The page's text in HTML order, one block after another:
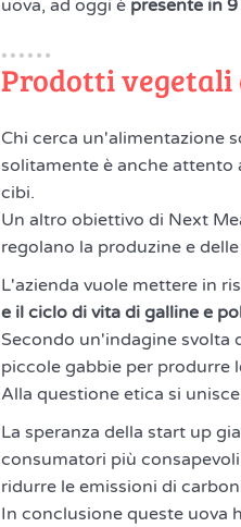
uova, ad oggi è presente in
Prodotti vegetali
Chi cerca un'alimentazione
solitamente è anche
cibi.
Un altro obiettivo di Next
regolano la produzine e
L'azienda vuole mettere in
e il ciclo di vita di galline e
Secondo un'indagine svolta
piccole gabbie per produrre
Alla questione etica si
La speranza della start up
consumatori più
ridurre le emissioni di
In conclusione queste uova